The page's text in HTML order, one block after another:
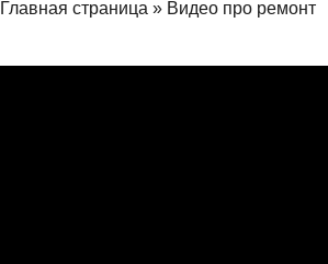
Главная страница » Видео про ремонт